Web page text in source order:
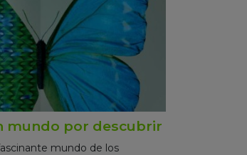
mundo por descubrir
mundo de los